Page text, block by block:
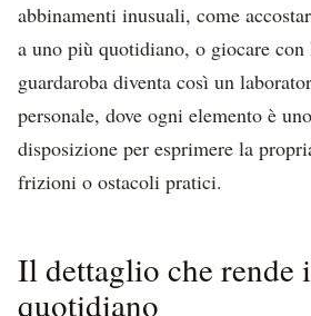
abbinamenti inusuali, come
a uno più quotidiano, o giocare
guardaroba diventa così un
personale, dove ogni elemento è
disposizione per esprimere la
frizioni o ostacoli pratici.
Il dettaglio che rende
quotidiano